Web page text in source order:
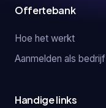
Offertebank
Hoe het werkt
Aanmelden als bedrijf
Handige links